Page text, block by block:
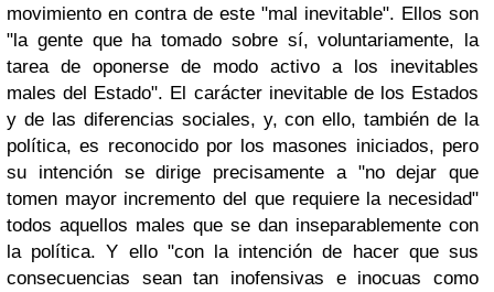
movimiento en contra de este "mal inevitable". Ellos son
"la gente que ha tomado sobre sí, voluntariamente, la
tarea de oponerse de modo activo a los inevitables
males del Estado". El carácter inevitable de los Estados
y de las diferencias sociales, y, con ello, también de la
política, es reconocido por los masones iniciados, pero
su intención se dirige precisamente a "no dejar que
tomen mayor incremento del que requiere la necesidad"
todos aquellos males que se dan inseparablemente con
la política. Y ello "con la intención de hacer que sus
consecuencias sean tan inofensivas e inocuas como